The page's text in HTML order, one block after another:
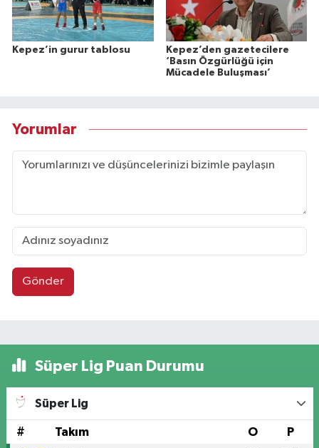
Kepez’in gurur tablosu
Kepez’den gazetecilere
‘Basın Özgürlüğü için
Mücadele Buluşması’
Yorumlar
Gönder
Süper Lig Puan Durumu
Süper Lig
# Takım O P